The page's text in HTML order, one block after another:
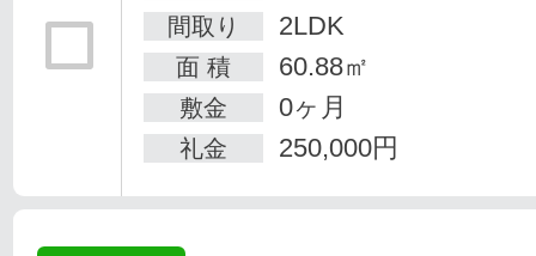
間取り
2LDK
面 積 60.88㎡
敷金 0ヶ月
礼金 250,000円